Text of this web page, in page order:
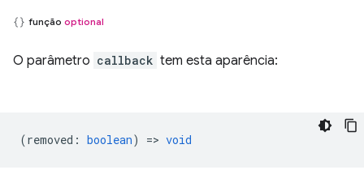
função optional
O parâmetro callback tem esta aparência:
(removed : boolean) => void